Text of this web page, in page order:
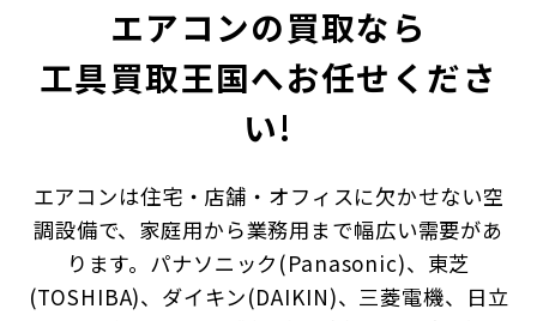
エアコンの買取なら
工具買取王国へお任せくださ
い!
エアコンは住宅・店舗・オフィスに欠かせない空
調設備で、家庭用から業務用まで幅広い需要があ
ります。パナソニック(Panasonic)、東芝
(TOSHIBA)、ダイキン(DAIKIN)、三菱電機、日立